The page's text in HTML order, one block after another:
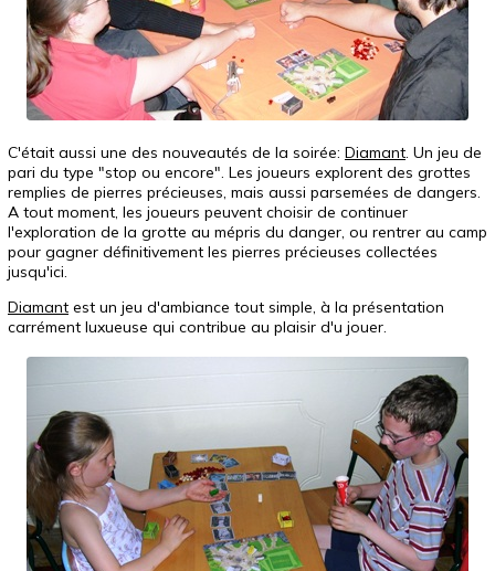
C'était aussi une des nouveautés de la soirée: Diamant. Un jeu de
pari du type "stop ou encore". Les joueurs explorent des grottes
remplies de pierres précieuses, mais aussi parsemées de dangers.
A tout moment, les joueurs peuvent choisir de continuer
l'exploration de la grotte au mépris du danger, ou rentrer au camp
pour gagner définitivement les pierres précieuses collectées
jusqu'ici.
Diamant est un jeu d'ambiance tout simple, à la présentation
carrément luxueuse qui contribue au plaisir d'u jouer.